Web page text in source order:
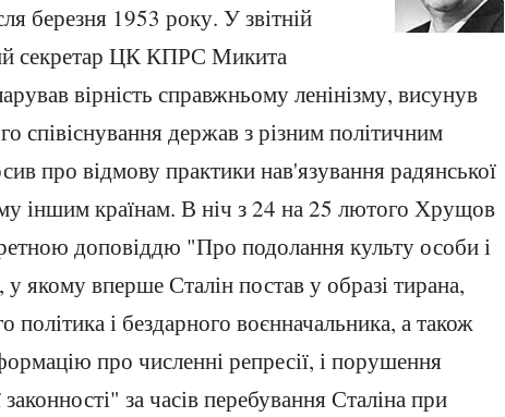
березня 1953 року. У звітній
секретар ЦК КПРС Микита
вірність справжньому ленінізму, висунув
співіснування держав з різним політичним
про відмову практики нав'язування радянської
іншим країнам. В ніч з 24 на 25 лютого Хрущов
доповіддю "Про подолання культу особи і
у якому вперше Сталін постав у образі тирана,
політика і бездарного воєнначальника, а також
про численні репресії, і порушення
законності" за часів перебування Сталіна при